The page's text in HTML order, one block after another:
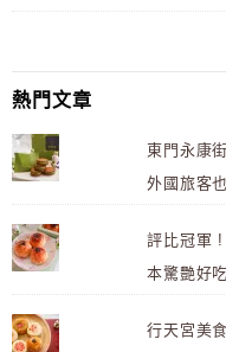
熱門文章
東門永康
外國旅客
評比冠軍
本驚艷好吃
行天宮美